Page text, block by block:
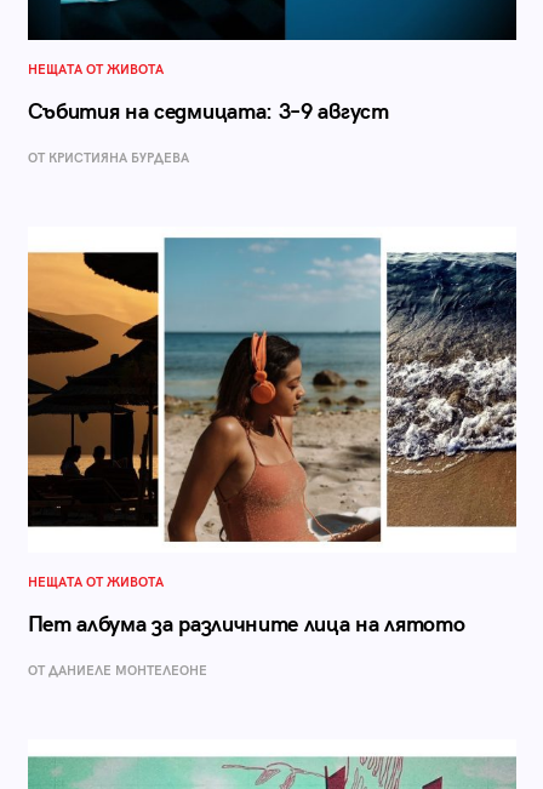
НЕЩАТА ОТ ЖИВОТА
Събития на седмицата: 3–9 август
ОТ КРИСТИЯНА БУРДЕВА
НЕЩАТА ОТ ЖИВОТА
Пет албума за различните лица на лятото
ОТ ДАНИЕЛЕ МОНТЕЛЕОНЕ